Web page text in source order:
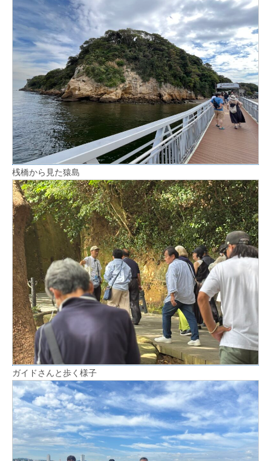
桟橋から見た猿島
ガイドさんと歩く様子